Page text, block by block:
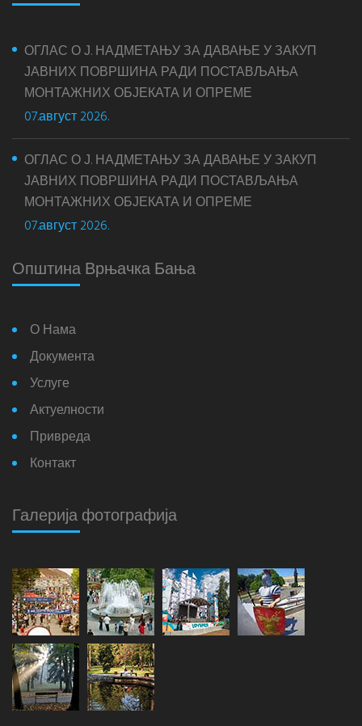
ОГЛАС О Ј. НАДМЕТАЊУ ЗА ДАВАЊЕ У ЗАКУП
ЈАВНИХ ПОВРШИНА РАДИ ПОСТАВЉАЊА
МОНТАЖНИХ ОБЈЕКАТА И ОПРЕМЕ
07.август 2026.
ОГЛАС О Ј. НАДМЕТАЊУ ЗА ДАВАЊЕ У ЗАКУП
ЈАВНИХ ПОВРШИНА РАДИ ПОСТАВЉАЊА
МОНТАЖНИХ ОБЈЕКАТА И ОПРЕМЕ
07.август 2026.
Општина Врњачка Бања
О Нама
Документа
Услуге
Актуелности
Привреда
Контакт
Галерија фотографија